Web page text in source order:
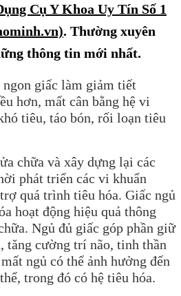
Cụ Y Khoa Uy Tín Số 1
. Thường xuyên
thông tin mới nhất.
giấc làm giảm tiết
hơn, mất cân bằng hệ vi
tiêu, táo bón, rối loạn tiêu
chữa và xây dựng lại các
phát triển các vi khuẩn
quá trình tiêu hóa. Giấc ngủ
hoạt động hiệu quả thông
Ngủ đủ giấc góp phần giữ
tăng cường trí não, tinh thần
ngủ có thể ảnh hưởng đến
trong đó có hệ tiêu hóa.